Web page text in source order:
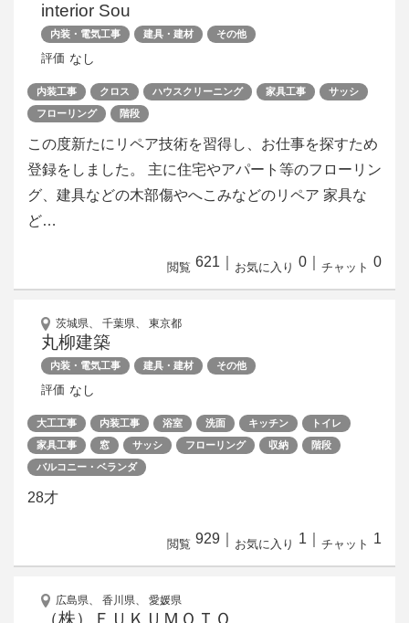
interior Sou
内装・電気工事 建具・建材 その他
評価 なし
内装工事 クロス ハウスクリーニング 家具工事
サッシ
フローリング
階段
この度新たにリペア技術を習得し、お仕事を探すため
登録をしました。 主に住宅やアパート等のフローリン
グ、建具などの木部傷やへこみなどのリペア 家具な
ど…
閲覧 621 お気に入り 0 チャット 0
茨城県、 千葉県、 東京都
丸柳建築
内装・電気工事 建具・建材 その他
評価 なし
大工工事 内装工事 浴室 洗面 キッチン
トイレ
家具工事
窓 サッシ フローリング 収納
階段
バルコニー・ベランダ
28才
閲覧 929 お気に入り 1 チャット 1
広島県、 香川県、 愛媛県
（株）ＦＵＫＵＭＯＴＯ